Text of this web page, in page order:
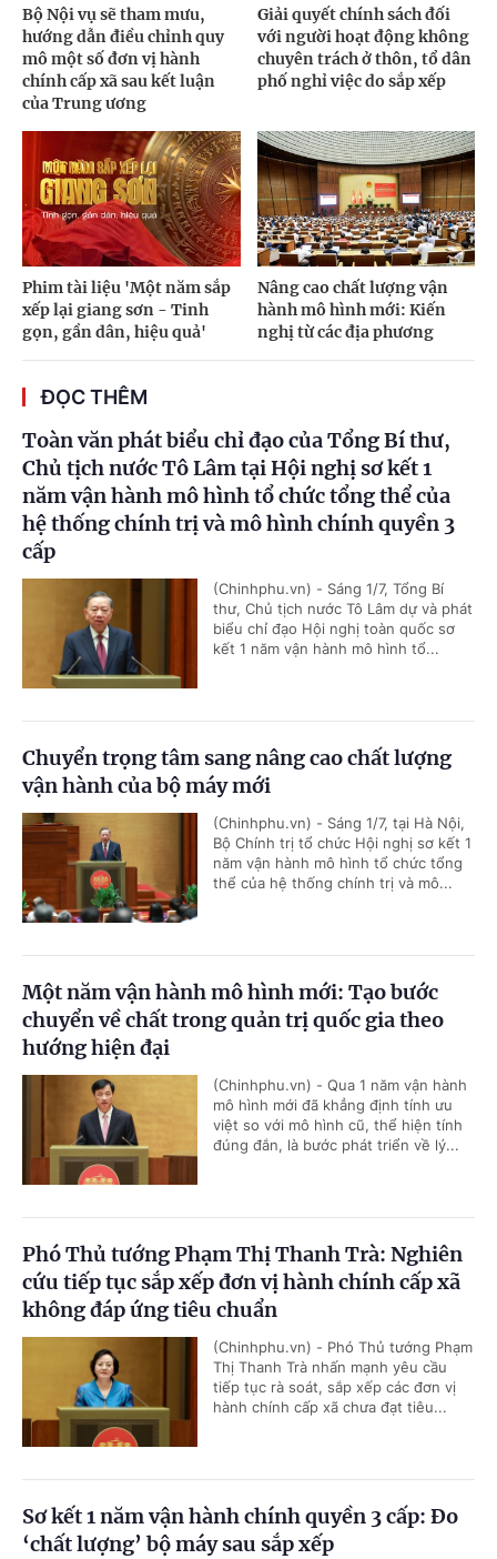
Bộ Nội vụ sẽ tham mưu,
hướng dẫn điều chỉnh quy
mô một số đơn vị hành
chính cấp xã sau kết luận
của Trung ương
Giải quyết chính sách đối
với người hoạt động không
chuyên trách ở thôn, tổ dân
phố nghỉ việc do sắp xếp
Phim tài liệu 'Một năm sắp
xếp lại giang sơn - Tinh
gọn, gần dân, hiệu quả'
Nâng cao chất lượng vận
hành mô hình mới: Kiến
nghị từ các địa phương
ĐỌC THÊM
Toàn văn phát biểu chỉ đạo của Tổng Bí thư,
Chủ tịch nước Tô Lâm tại Hội nghị sơ kết 1
năm vận hành mô hình tổ chức tổng thể của
hệ thống chính trị và mô hình chính quyền 3
cấp
(Chinhphu.vn) - Sáng 1/7, Tổng Bí
thư, Chủ tịch nước Tô Lâm dự và phát
biểu chỉ đạo Hội nghị toàn quốc sơ
kết 1 năm vận hành mô hình tổ...
Chuyển trọng tâm sang nâng cao chất lượng
vận hành của bộ máy mới
(Chinhphu.vn) - Sáng 1/7, tại Hà Nội,
Bộ Chính trị tổ chức Hội nghị sơ kết 1
năm vận hành mô hình tổ chức tổng
thể của hệ thống chính trị và mô...
Một năm vận hành mô hình mới: Tạo bước
chuyển về chất trong quản trị quốc gia theo
hướng hiện đại
(Chinhphu.vn) - Qua 1 năm vận hành
mô hình mới đã khẳng định tính ưu
việt so với mô hình cũ, thể hiện tính
đúng đắn, là bước phát triển về lý...
Phó Thủ tướng Phạm Thị Thanh Trà: Nghiên
cứu tiếp tục sắp xếp đơn vị hành chính cấp xã
không đáp ứng tiêu chuẩn
(Chinhphu.vn) - Phó Thủ tướng Phạm
Thị Thanh Trà nhấn mạnh yêu cầu
tiếp tục rà soát, sắp xếp các đơn vị
hành chính cấp xã chưa đạt tiêu...
Sơ kết 1 năm vận hành chính quyền 3 cấp: Đo
‘chất lượng’ bộ máy sau sắp xếp